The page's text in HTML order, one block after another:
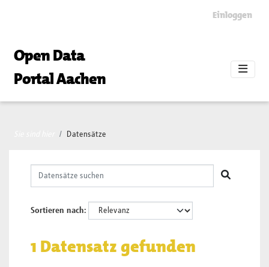
Einloggen
Open Data
Portal Aachen
Datensätze
Sortieren nach
1 Datensatz gefunden